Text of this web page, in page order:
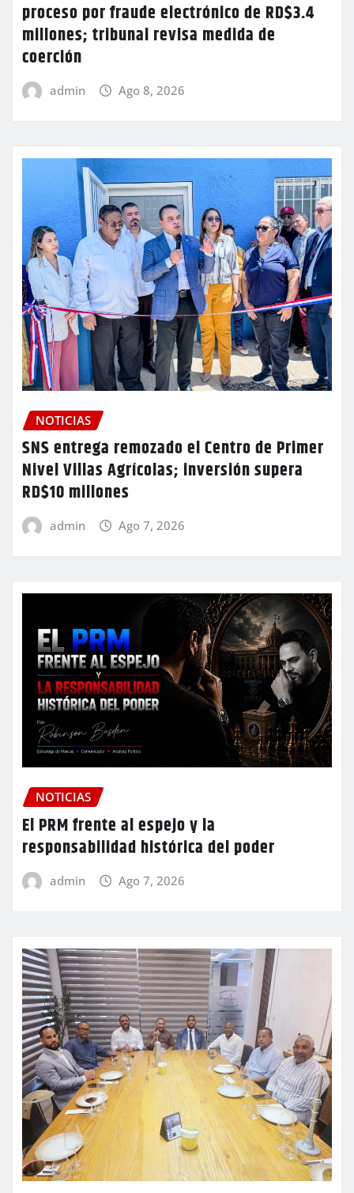
proceso por fraude electrónico de RD$3.4
millones; tribunal revisa medida de
coerción
admin Ago 8, 2026
NOTICIAS
SNS entrega remozado el Centro de Primer
Nivel Villas Agrícolas; inversión supera
RD$10 millones
admin Ago 7, 2026
NOTICIAS
El PRM frente al espejo y la
responsabilidad histórica del poder
admin Ago 7, 2026